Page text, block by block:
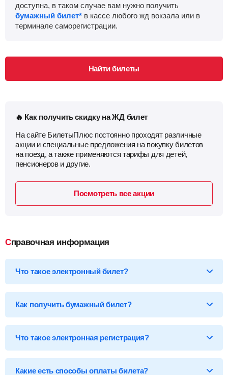
доступна, в таком случае вам нужно получить
бумажный билет* в кассе любого жд вокзала или в
терминале саморегистрации.
Найти билеты
🔥 Как получить скидку на ЖД билет
На сайте БилетыПлюс постоянно проходят различные
акции и специальные предложения на покупку билетов
на поезд, а также применяются тарифы для детей,
пенсионеров и другие.
Посмотреть все акции
Справочная информация
Что такое электронный билет?
котором указаны детали вашей поездки, а также данные о
пассажире.
Как получить бумажный билет?
В кассе ж/д вокзала — сообщите кассиру 14-ти
В терминале саморегистрации— введите 14-ти
Что такое электронная регистрация?
Какие есть способы оплаты билета?